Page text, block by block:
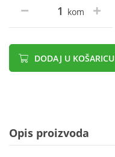
kom
DODAJ U KOŠARICU
Opis proizvoda